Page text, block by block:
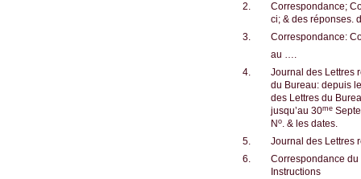
2.
Correspondance;
ci; & des réponses.
3.
Correspondance:
au ….
4.
Journal des Lettres
du Bureau: depuis
des Lettres du
jusqu’au 30me
N o. & les dates.
5.
Journal des Lettres
6.
Correspondance du
Instructions